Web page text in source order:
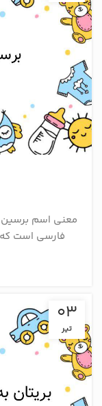
معنی اسم برسین
فارسی است
03
تیر